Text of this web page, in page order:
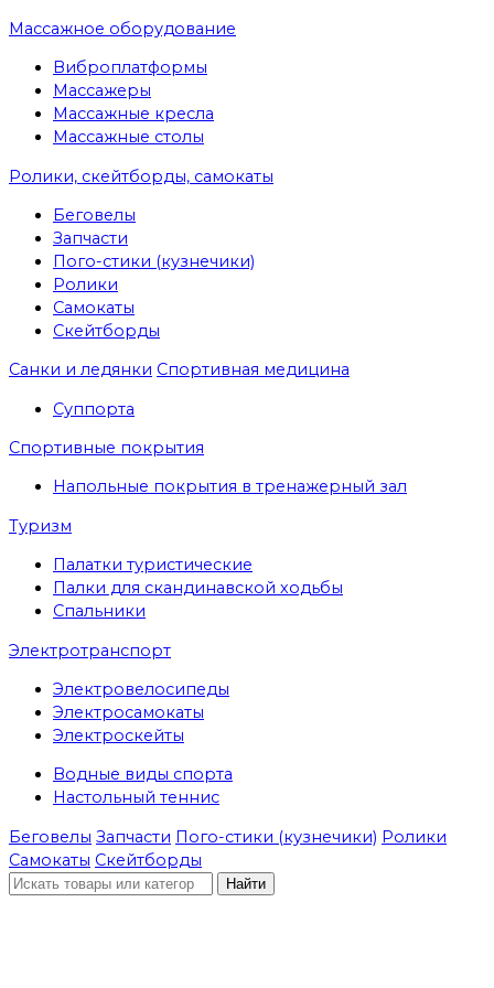
Массажное оборудование
Виброплатформы
Массажеры
Массажные кресла
Массажные столы
Ролики, скейтборды, самокаты
Беговелы
Запчасти
Пого-стики (кузнечики)
Ролики
Самокаты
Скейтборды
Санки и ледянки Спортивная медицина
Суппорта
Спортивные покрытия
Напольные покрытия в тренажерный зал
Туризм
Палатки туристические
Палки для скандинавской ходьбы
Спальники
Электротранспорт
Электровелосипеды
Электросамокаты
Электроскейты
Водные виды спорта
Настольный теннис
Беговелы Запчасти Пого-стики (кузнечики) Ролики
Самокаты Скейтборды
Найти